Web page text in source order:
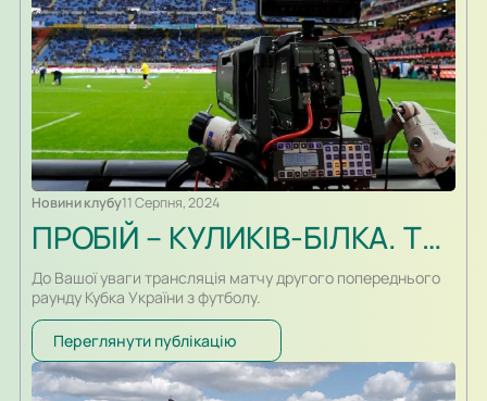
Новини клубу11 Серпня, 2024
ПРОБІЙ – КУЛИКІВ-БІЛКА. ТРАНСЛЯЦІЯ
До Вашої уваги трансляція матчу другого попереднього
раунду Кубка України з футболу.
Переглянути публікацію